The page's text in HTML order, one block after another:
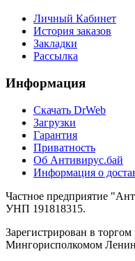
Личный Кабинет
История заказов
Закладки
Рассылка
Информация
Cкачать DrWeb
Загрузки
Гарантия
Приватность
Об Антивирус.бай
Информация о
Частное предприятие
УНП 191818315.
Зарегистрирован в
Мингорисполкомом